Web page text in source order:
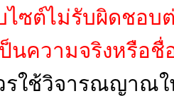
บไซต์ไม่รับผิดชอ
นความจริงหรือ
รใช้วิจารณญาณใ